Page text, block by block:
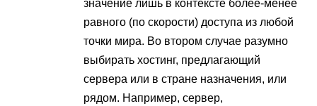
значение лишь в контексте более-менее
равного (по скорости) доступа из любой
точки мира. Во втором случае разумно
выбирать хостинг, предлагающий
сервера или в стране назначения, или
рядом. Например, сервер,